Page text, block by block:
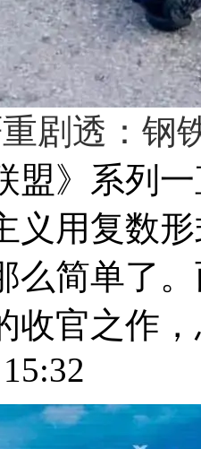
重剧透：
盟》系列
义用复数
么简单了
收官之作